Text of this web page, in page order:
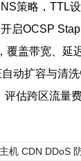
策略，TTL
启OCSP
盖带宽、延
动扩容与清洗
估跨区流量
机 CDN DDoS